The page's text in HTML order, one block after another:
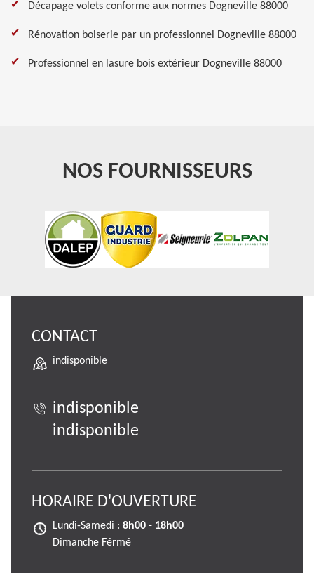
Décapage volets conforme aux normes Dogneville 88000
Rénovation boiserie par un professionnel Dogneville 88000
Professionnel en lasure bois extérieur Dogneville 88000
NOS FOURNISSEURS
CONTACT
indisponible
indisponible
indisponible
HORAIRE D'OUVERTURE
Lundi-Samedi : 8h00 - 18h00
Dimanche Férmé